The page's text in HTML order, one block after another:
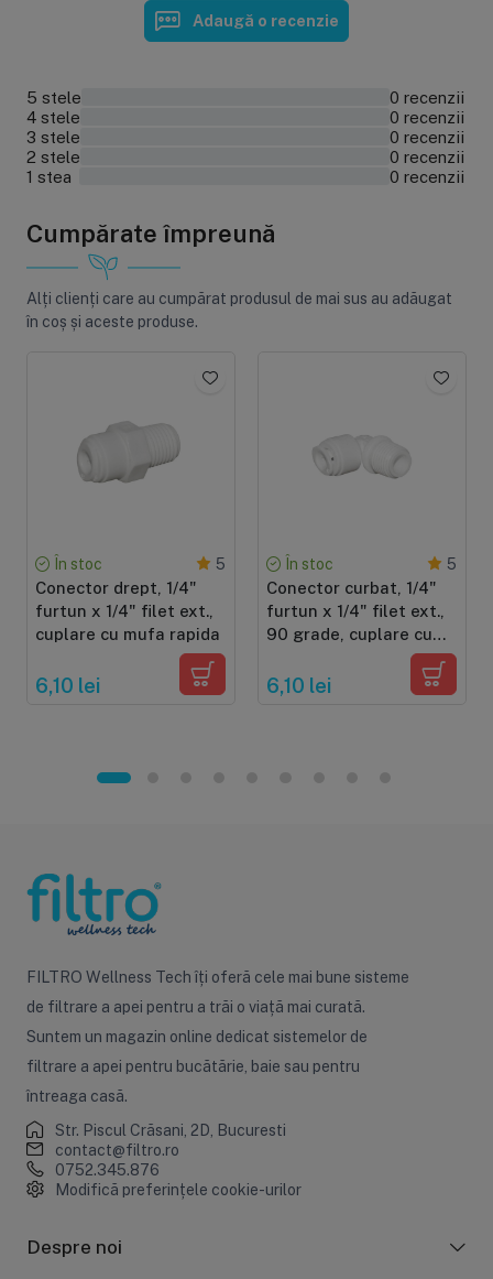
Adaugă o recenzie
5 stele
0 recenzii
4 stele
0 recenzii
3 stele
0 recenzii
2 stele
0 recenzii
1 stea
0 recenzii
Cumpărate împreună
Alți clienți care au cumpărat produsul de mai sus au adăugat
în coș și aceste produse.
În stoc 5
Conector drept, 1/4"
furtun x 1/4" filet ext.,
cuplare cu mufa rapida
6,10 lei
În stoc 5
Conector curbat, 1/4"
furtun x 1/4" filet ext.,
90 grade, cuplare cu
6,10 lei
FILTRO Wellness Tech îți oferă cele mai bune sisteme
de filtrare a apei pentru a trăi o viață mai curată.
Suntem un magazin online dedicat sistemelor de
filtrare a apei pentru bucătărie, baie sau pentru
întreaga casă.
Str. Piscul Crăsani, 2D, Bucuresti
contact@filtro.ro
0752.345.876
Modifică preferințele cookie-urilor
Despre noi